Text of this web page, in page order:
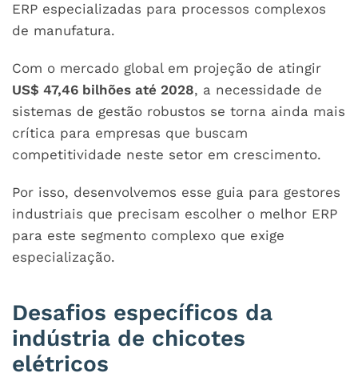
ERP especializadas para processos complexos
de manufatura.
Com o mercado global em projeção de atingir
US$ 47,46 bilhões até 2028, a necessidade de
sistemas de gestão robustos se torna ainda mais
crítica para empresas que buscam
competitividade neste setor em crescimento.
Por isso, desenvolvemos esse guia para gestores
industriais que precisam escolher o melhor ERP
para este segmento complexo que exige
especialização.
Desafios específicos da
indústria de chicotes
elétricos